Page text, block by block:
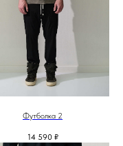
Футболка 2
14 590 ₽